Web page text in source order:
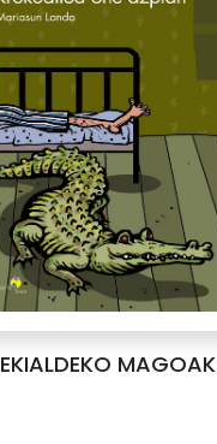
EKIALDEKO MAGOAK